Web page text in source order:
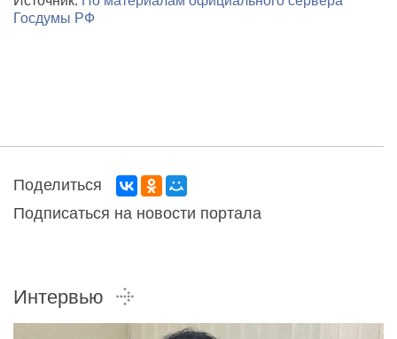
Госдумы РФ
Поделиться
Подписаться на новости портала
Интервью